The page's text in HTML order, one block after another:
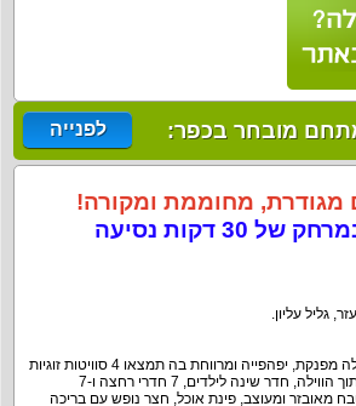
מובחר בכפר: לפנייה
מחוממת ומקורה!
המתחם נמצא במרחק של 30 דקות נסיעה
גליל עליון.
חלום של אירוח בגליל עם וילה מפנקת, יפהפייה ומרווחת בה תמצאו 4 סוויטות זוגיות
חיצוניות, 4 סוויטות זוגיות בתוך הווילה, חדר שינה לילדים, 7 חדרי רחצה ו-7
מאובזר ומעוצב, פינת אוכל, חצר נופש עם בריכה